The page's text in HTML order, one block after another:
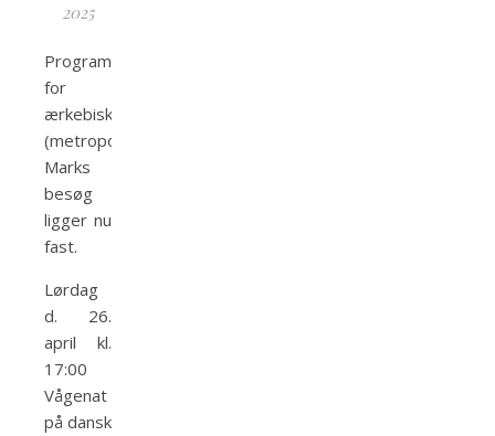
2025
Programmet
for
ærkebiskop
(metropolit)
Marks
besøg
ligger nu
fast.
Lørdag
d. 26.
april kl.
17:00
Vågenat
på dansk